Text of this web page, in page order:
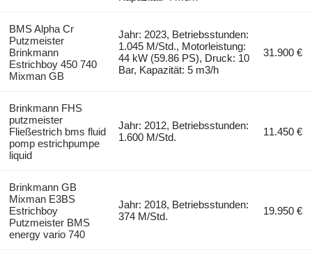
BMS Alpha Cr
Putzmeister
Brinkmann
Estrichboy 450 740
Mixman GB
Jahr: 2023, Betriebsstunden:
1.045 M/Std., Motorleistung:
44 kW (59.86 PS), Druck: 10
Bar, Kapazität: 5 m3/h
31.900 €
Brinkmann FHS
putzmeister
Fließestrich bms fluid
pomp estrichpumpe
liquid
Jahr: 2012, Betriebsstunden:
1.600 M/Std.
11.450 €
Brinkmann GB
Mixman E3BS
Estrichboy
Putzmeister BMS
energy vario 740
Jahr: 2018, Betriebsstunden:
374 M/Std.
19.950 €